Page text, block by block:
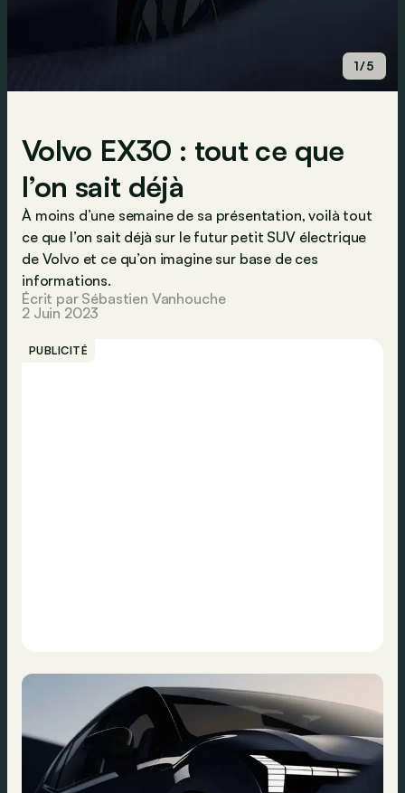
1/5
Volvo EX30 : tout ce que
l’on sait déjà
À moins d’une semaine de sa présentation, voilà tout
ce que l’on sait déjà sur le futur petit SUV électrique
de Volvo et ce qu’on imagine sur base de ces
informations.
Écrit par Sébastien Vanhouche
2 Juin 2023
PUBLICITÉ